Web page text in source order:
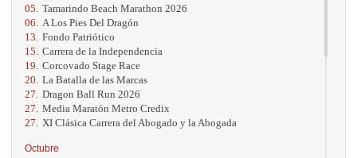
05. Tamarindo Beach Marathon 2026
06.
A Los Pies Del Dragón
13. Fondo Patriótico
15. Carrera de la Independencia
19. Corcovado Stage Race
20. La Batalla de las Marcas
27. Dragon Ball Run 2026
27. Media Maratón Metro Credix
27.
XI Clásica Carrera del Abogado y la Abogada
Octubre